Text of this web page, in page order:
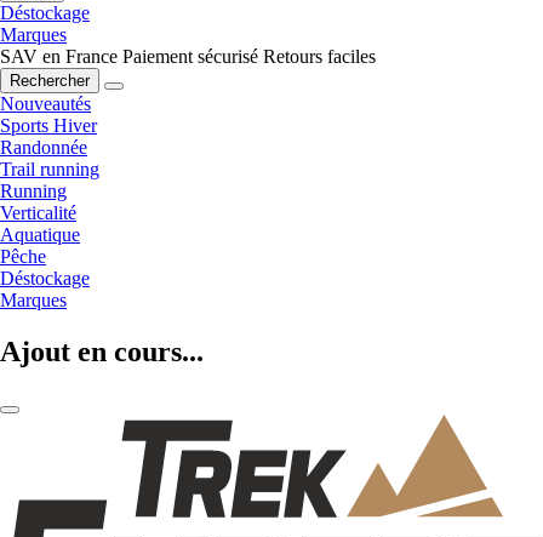
Déstockage
Marques
SAV en France Paiement sécurisé Retours faciles
Rechercher
Nouveautés
Sports Hiver
Randonnée
Trail running
Running
Verticalité
Aquatique
Pêche
Déstockage
Marques
Ajout en cours...